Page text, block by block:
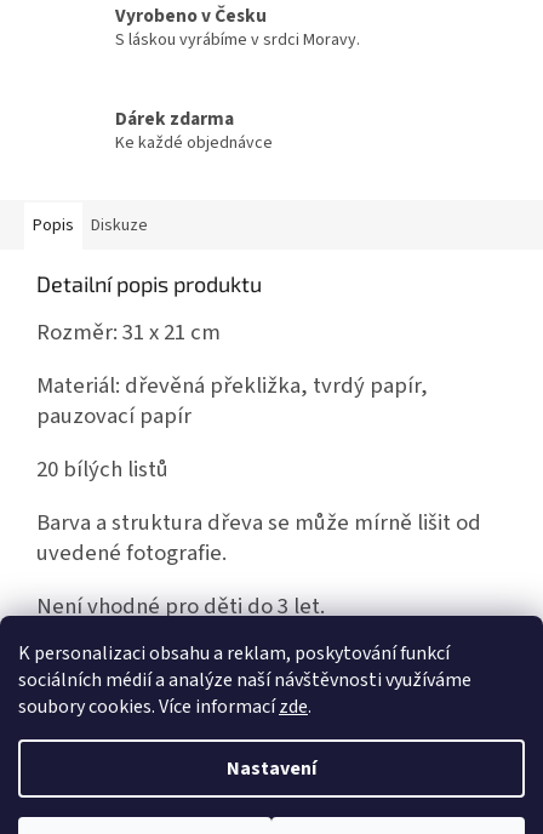
K personalizaci obsahu a reklam, poskytování funkcí
sociálních médií a analýze naší návštěvnosti využíváme
soubory cookies. Více informacízde.
Nastavení
V době od 27.7. - 7.8. 2026 bude prodejna uzavřena z důvodu dovolené.
Vyrobeno v Česku
S láskou vyrábíme v srdci Moravy.
Dárek zdarma
Ke každé objednávce
Popis Diskuze
Detailní popis produktu
Rozměr: 31 x 21 cm
Materiál: dřevěná překližka, tvrdý papír,
pauzovací papír
20 bílých listů
Barva a struktura dřeva se může mírně lišit od
uvedené fotografie.
Není vhodné pro děti do 3 let.
Copyright 2026AB model. Všechna práva vyhrazena.Upravit